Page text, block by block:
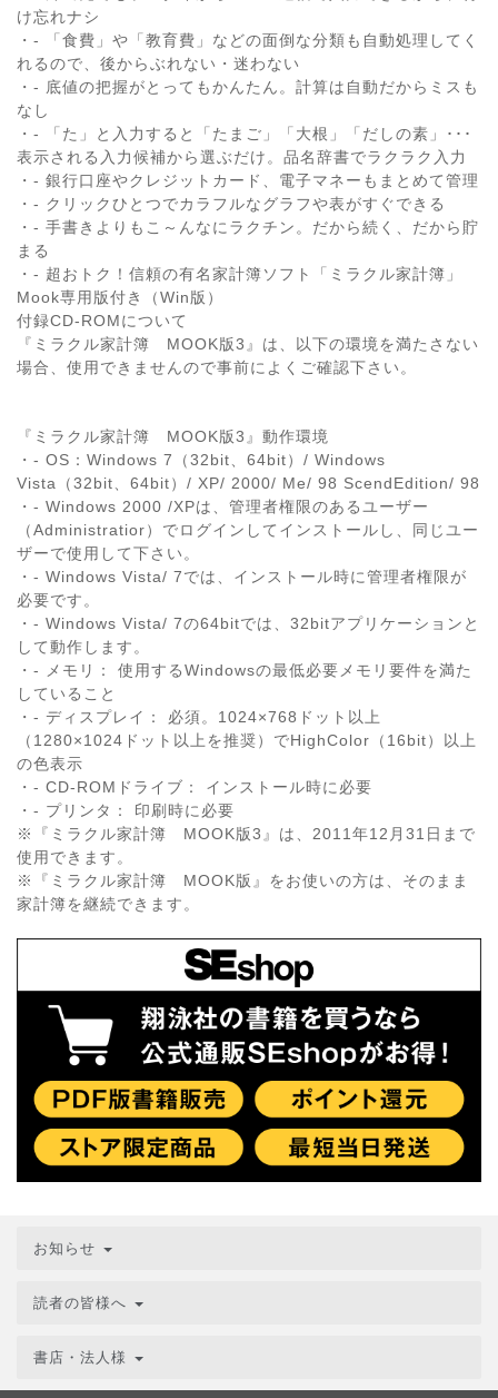
け忘れナシ
・- 「食費」や「教育費」などの面倒な分類も自動処理してく
れるので、後からぶれない・迷わない
・- 底値の把握がとってもかんたん。計算は自動だからミスも
なし
・- 「た」と入力すると「たまご」「大根」「だしの素」･･･
表示される入力候補から選ぶだけ。品名辞書でラクラク入力
・- 銀行口座やクレジットカード、電子マネーもまとめて管理
・- クリックひとつでカラフルなグラフや表がすぐできる
・- 手書きよりもこ～んなにラクチン。だから続く、だから貯
まる
・- 超おトク！信頼の有名家計簿ソフト「ミラクル家計簿」
Mook専用版付き（Win版）
付録CD-ROMについて
『ミラクル家計簿 MOOK版3』は、以下の環境を満たさない
場合、使用できませんので事前によくご確認下さい。
『ミラクル家計簿 MOOK版3』動作環境
・- OS：Windows 7（32bit、64bit）/ Windows
Vista（32bit、64bit）/ XP/ 2000/ Me/ 98 ScendEdition/ 98
・- Windows 2000 /XPは、管理者権限のあるユーザー
（Administratior）でログインしてインストールし、同じユー
ザーで使用して下さい。
・- Windows Vista/ 7では、インストール時に管理者権限が
必要です。
・- Windows Vista/ 7の64bitでは、32bitアプリケーションと
して動作します。
・- メモリ： 使用するWindowsの最低必要メモリ要件を満た
していること
・- ディスプレイ： 必須。1024×768ドット以上
（1280×1024ドット以上を推奨）でHighColor（16bit）以上
の色表示
・- CD-ROMドライブ： インストール時に必要
・- プリンタ： 印刷時に必要
※『ミラクル家計簿 MOOK版3』は、2011年12月31日まで
使用できます。
※『ミラクル家計簿 MOOK版』をお使いの方は、そのまま
家計簿を継続できます。
お知らせ
読者の皆様へ
書店・法人様